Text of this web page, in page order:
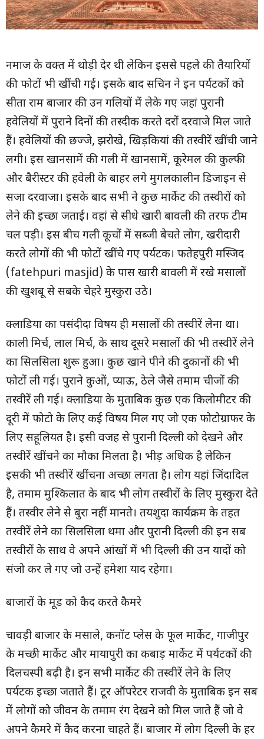
नमाज के वक्त में थोड़ी देर थी लेकिन इससे पहले की तैयारियों
की फोटों भी खींची गई। इसके बाद सचिन ने इन पर्यटकों को
सीता राम बाजार की उन गलियों में लेके गए जहां पुरानी
हवेलियों में पुराने दिनों की तस्दीक करते दरों दरवाजे मिल जाते
हैं। हवेलियों की छज्जे, झरोखे, खिड़कियां की तस्वीरें खींची जाने
लगी। इस खानसामें की गली में खानसामें, कूरेमल की कुल्फी
और बैरीस्टर की हवेली के बाहर लगे मुगलकालीन डिजाइन से
सजा दरवाजा। इसके बाद सभी ने कुछ मार्केट की तस्वीरों को
लेने की इच्छा जताई। वहां से सीधे खारी बावली की तरफ टीम
चल पड़ी। इस बीच गली कूचों में सब्जी बेचते लोग, खरीदारी
करते लोगों की भी फोटों खींचे गए पर्यटक। फतेहपुरी मस्जिद
(fatehpuri masjid) के पास खारी बावली में रखे मसालों
की खुशबू से सबके चेहरे मुस्कुरा उठे।
क्लाडिया का पसंदीदा विषय ही मसालों की तस्वीरें लेना था।
काली मिर्च, लाल मिर्च, के साथ दूसरे मसालों की भी तस्वीरें लेने
का सिलसिला शुरू हुआ। कुछ खाने पीने की दुकानों की भी
फोटों ली गई। पुराने कुओं, प्याऊ, ठेले जैसे तमाम चीजों की
तस्वीरें ली गई। क्लाडिया के मुताबिक कुछ एक किलोमीटर की
दूरी में फोटो के लिए कई विषय मिल गए जो एक फोटोग्राफर के
लिए सहूलियत है। इसी वजह से पुरानी दिल्ली को देखने और
तस्वीरें खींचने का मौका मिलता है। भीड़ अधिक है लेकिन
इसकी भी तस्वीरें खींचना अच्छा लगता है। लोग यहां जिंदादिल
है, तमाम मुश्किलात के बाद भी लोग तस्वीरों के लिए मुस्कुरा देते
हैं। तस्वीर लेने से बुरा नहीं मानते। तयशुदा कार्यक्रम के तहत
तस्वीरें लेने का सिलसिला थमा और पुरानी दिल्ली की इन सब
तस्वीरों के साथ वे अपने आंखों में भी दिल्ली की उन यादों को
संजो कर ले गए जो उन्हें हमेशा याद रहेगा।
बाजारों के मूड को कैद करते कैमरे
चावड़ी बाजार के मसाले, कनॉट प्लेस के फूल मार्केट, गाजीपुर
के मच्छी मार्केट और मायापुरी का कबाड़ मार्केट में पर्यटकों की
दिलचस्पी बढ़ी है। इन सभी मार्केट की तस्वीरें लेने के लिए
पर्यटक इच्छा जताते हैं। टूर ऑपरेटर राजवी के मुताबिक इन सब
में लोगों को जीवन के तमाम रंग देखने को मिल जाते हैं जो वे
अपने कैमरे में कैद करना चाहते हैं। बाजार में लोग दिल्ली के हर